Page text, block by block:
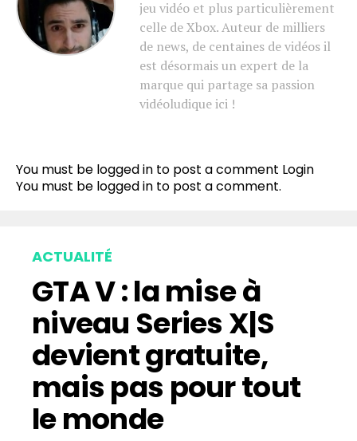
jeu vidéo et plus particulièrement
celle de Xbox. Auteur de milliers
de news, de centaines de vidéos il
est désormais un expert de la
marque qui partage sa passion
vidéoludique ici !
You must be logged in to post a comment Login
You must be logged in to post a comment.
ACTUALITÉ
GTA V : la mise à
niveau Series X|S
devient gratuite,
mais pas pour tout
le monde